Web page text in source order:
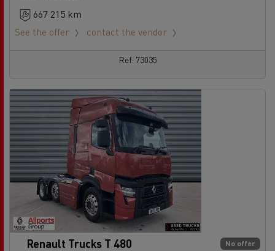
667 215 km
See the offer
contact the vendor
Ref: 73035
No offer
Renault Trucks T 480